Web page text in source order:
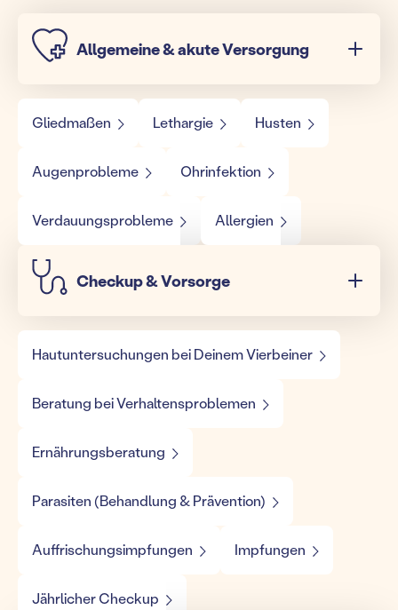
Allgemeine & akute Versorgung
Gliedmaßen Lethargie Husten
Augenprobleme Ohrinfektion
Verdauungsprobleme Allergien
Checkup & Vorsorge
Hautuntersuchungen bei Deinem Vierbeiner
Beratung bei Verhaltensproblemen
Ernährungsberatung
Parasiten (Behandlung & Prävention)
Auffrischungsimpfungen Impfungen
Jährlicher Checkup